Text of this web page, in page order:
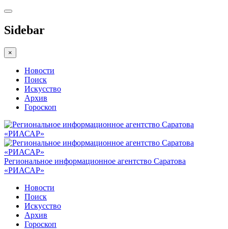
Sidebar
×
Новости
Поиск
Искусство
Архив
Гороскоп
Региональное информационное агентство Саратова
«РИАСАР»
Новости
Поиск
Искусство
Архив
Гороскоп